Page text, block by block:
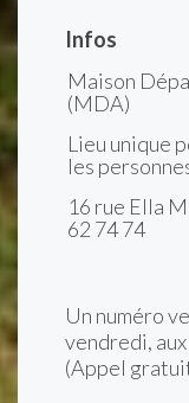
Infos
Maison
(MDA)
Lieu unique
les
16 rue Ella
62 74 74
Un numéro
vendredi,
(Appel